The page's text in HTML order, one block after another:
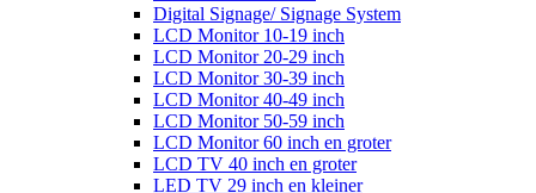
Digital Signage/ Signage System
LCD Monitor 10-19 inch
LCD Monitor 20-29 inch
LCD Monitor 30-39 inch
LCD Monitor 40-49 inch
LCD Monitor 50-59 inch
LCD Monitor 60 inch en groter
LCD TV 40 inch en groter
LED TV 29 inch en kleiner